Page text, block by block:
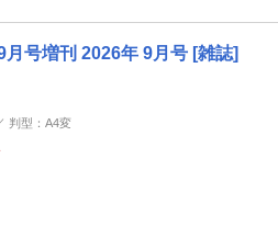
月号増刊 2026年 9月号 [雑誌]
判型：A4変